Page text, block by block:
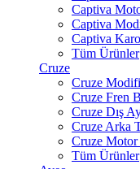
Captiva
Captiva
Captiva
Tüm Ürünler
Cruze
Cruze
Cruze Fren
Cruze Dış
Cruze Arka
Cruze Motor
Tüm Ürünler